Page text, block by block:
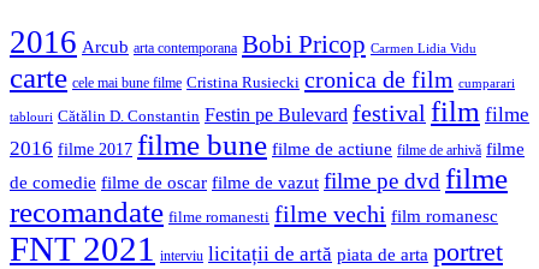
2016 Arcub arta contemporana Bobi Pricop Carmen Lidia Vidu
carte cele mai bune filme Cristina Rusiecki cronica de film cumparari
tablouri Cătălin D. Constantin Festin pe Bulevard festival film filme
2016 filme 2017 filme bune filme de actiune filme de arhivă filme
de comedie filme de oscar filme de vazut filme pe dvd filme
recomandate filme romanesti filme vechi film romanesc
FNT 2021 interviu licitații de artă piata de arta portret